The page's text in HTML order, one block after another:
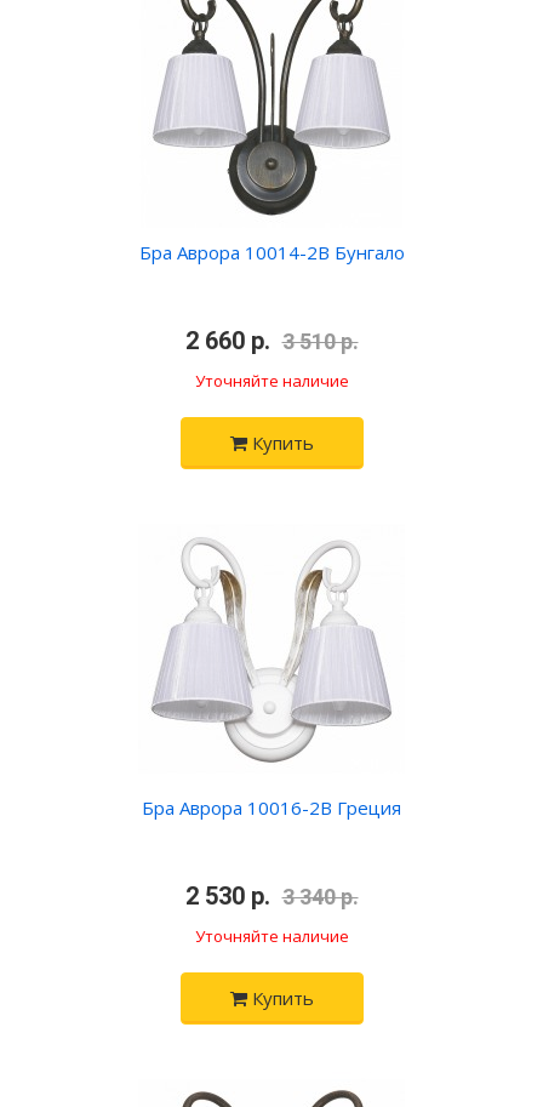
Бра Аврора 10014-2B Бунгало
2 660 р. 3 510 р.
Уточняйте наличие
Купить
Бра Аврора 10016-2B Греция
2 530 р. 3 340 р.
Уточняйте наличие
Купить